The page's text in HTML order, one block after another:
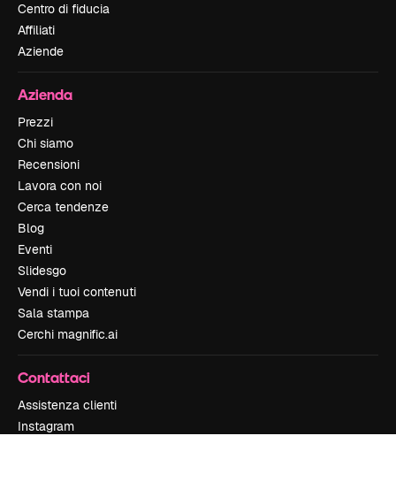
Centro di fiducia
Affiliati
Aziende
Azienda
Prezzi
Chi siamo
Recensioni
Lavora con noi
Cerca tendenze
Blog
Eventi
Slidesgo
Vendi i tuoi contenuti
Sala stampa
Cerchi magnific.ai
Contattaci
Assistenza clienti
Instagram